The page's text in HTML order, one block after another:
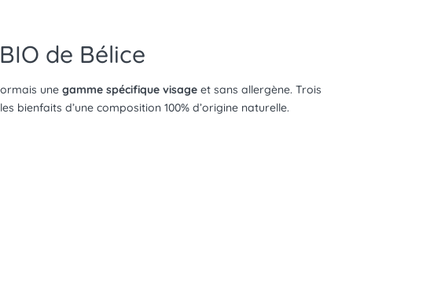
de Bélice
une gamme spécifique visageet sans allergène. Trois
bienfaits d’une composition 100% d’origine naturelle.